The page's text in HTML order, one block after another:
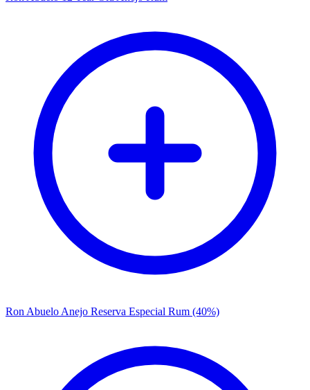
Ron Abuelo Anejo Reserva Especial Rum (40%)